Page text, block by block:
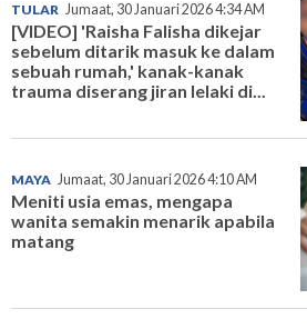
TULAR Jumaat, 30 Januari 2026 4:34 AM
[VIDEO] 'Raisha Falisha dikejar
sebelum ditarik masuk ke dalam
sebuah rumah,' kanak-kanak
trauma diserang jiran lelaki di...
MAYA Jumaat, 30 Januari 2026 4:10 AM
Meniti usia emas, mengapa
wanita semakin menarik apabila
matang